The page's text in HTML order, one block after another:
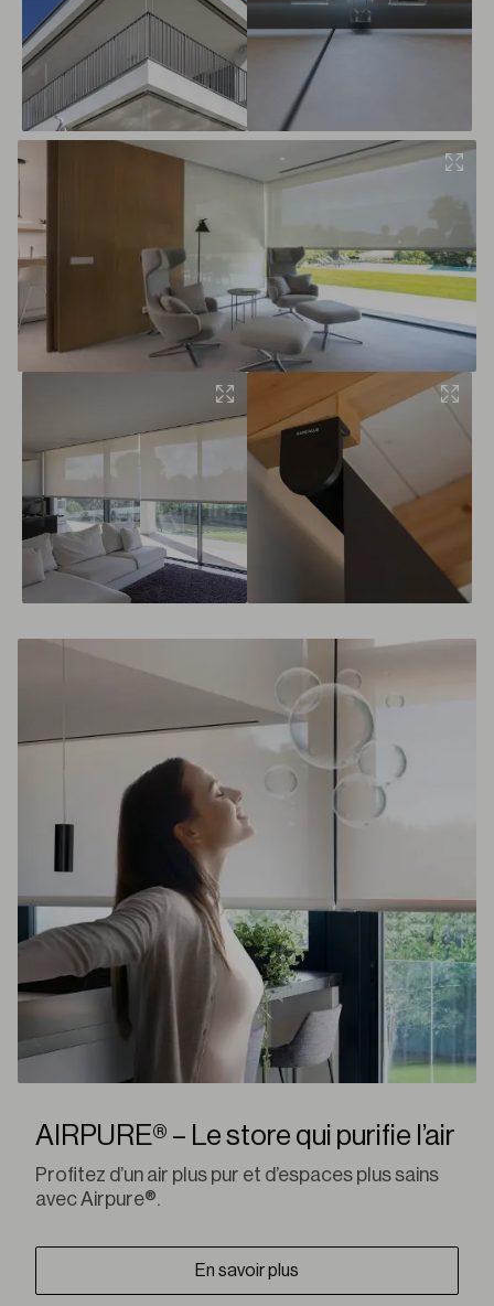
AIRPURE® – Le store qui purifie l’air
Profitez d’un air plus pur et d’espaces plus sains
avec Airpure®.
En savoir plus